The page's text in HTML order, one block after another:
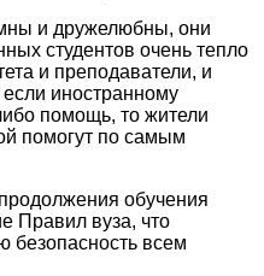
и дружелюбны, они
студентов очень тепло
и преподаватели, и
если иностранному
помощь, то жители
помогут по самым
обучения
Правил вуза, что
безопасность всем